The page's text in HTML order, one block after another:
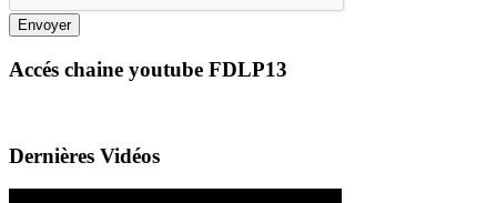
Envoyer
Accés chaine youtube FDLP13
Dernières Vidéos